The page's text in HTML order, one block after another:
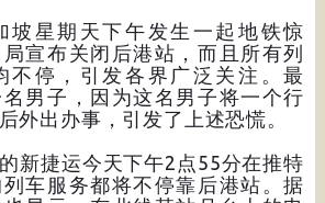
坡星期天下午发生一起地铁惊
宣布关闭后港站，而且所有列
不停，引发各界广泛关注。最
男子，因为这名男子将一个行
外出办事，引发了上述恐慌。
新捷运今天下午2点55分在推特
列车服务都将不停靠后港站。据